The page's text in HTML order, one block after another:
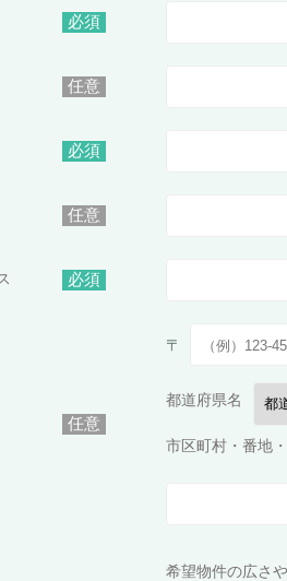
必須
任意
必須
任意
必須
任意
〒
都道府県名
市区町村・番地
希望物件の広さ